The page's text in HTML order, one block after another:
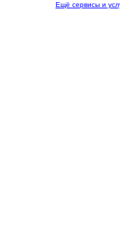
Ещё сервисы и